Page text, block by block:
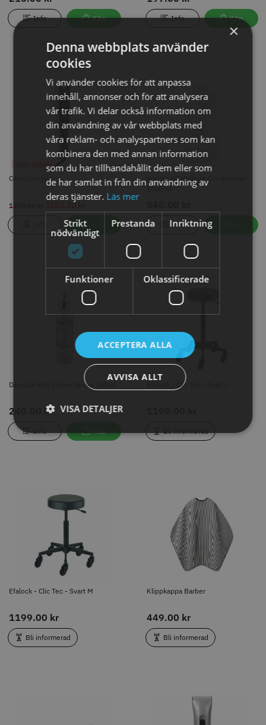
Info Köp Info Köp
Cera Curlstyler
1379.00 kr 1103.20 kr
20% Rabatt
Wella - SP Hydrate Conditioner
Info
Dessata Max Volum Serum 180ml
240.00 kr
Info Köp
Efalock - Clic Tec - Svart L
Bli informerad
Efalock - Clic Tec - Svart M
1199.00 kr
Bli informerad
Klippkappa Barber
449.00 kr
Bli informerad
Cera Curlstyler
1103.20 kr
20% Rabatt
Info Köp
Wella - SP Hydrate Conditioner
1000ml
845.00 kr
Info
Dessata Max Volum Serum
240.00 kr
Köp
Efalock - Clic Tec - Svart L
1199.00 kr
Bli informerad
449.00 kr
Bli informerad
Jaguar - J-Cut 50
×
Denna webbplats använder
cookies
Vi använder cookies för att anpassa
innehåll, annonser och för att analysera
vår trafik. Vi delar också information om
din användning av vår webbplats med
våra reklam- och analyspartners som kan
kombinera den med annan information
som du har tillhandahållit dem eller som
de har samlat in från din användning av
deras tjänster. Läs mer
Strikt
nödvändigt
Prestanda Inriktning
Funktioner Oklassificerade
ACCEPTERA ALLA
AVVISA ALLT
VISA DETALJER